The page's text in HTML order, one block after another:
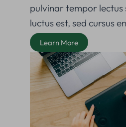
pulvinar tempor lectus
luctus est, sed cursus
Learn More